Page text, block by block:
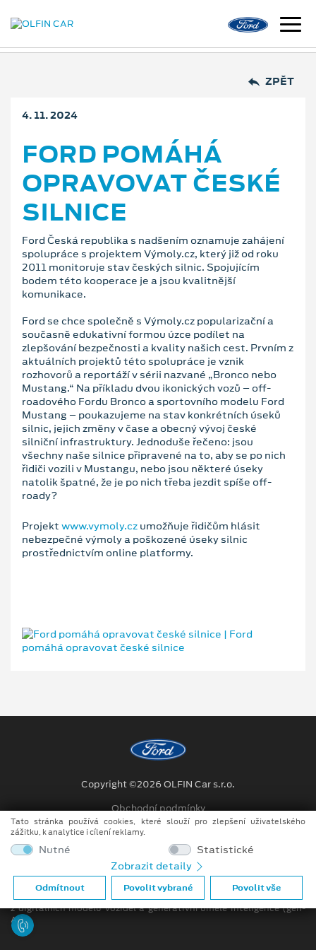
ZPĚT
4. 11. 2024
FORD POMÁHÁ
OPRAVOVAT ČESKÉ
SILNICE
Ford Česká republika s nadšením oznamuje zahájení
spolupráce s projektem Výmoly.cz, který již od roku
2011 monitoruje stav českých silnic. Spojujícím
bodem této kooperace je a jsou kvalitnější
komunikace.
Ford se chce společně s Výmoly.cz popularizační a
současně edukativní formou úzce podílet na
zlepšování bezpečnosti a kvality našich cest. Prvním z
aktuálních projektů této spolupráce je vznik
rozhovorů a reportáží v sérii nazvané „Bronco nebo
Mustang.“ Na příkladu dvou ikonických vozů – off-
roadového Fordu Bronco a sportovního modelu Ford
Mustang – poukazujeme na stav konkrétních úseků
silnic, jejich změny v čase a obecný vývoj české
silniční infrastruktury. Jednoduše řečeno: jsou
všechny naše silnice připravené na to, aby se po nich
řidiči vozili v Mustangu, nebo jsou některé úseky
natolik špatné, že je po nich třeba jezdit spíše off-
roady?
Projekt www.vymoly.cz umožňuje řidičům hlásit
nebezpečné výmoly a poškozené úseky silnic
prostřednictvím online platformy.
Copyright ©2026 OLFIN Car s.r.o.
Obchodní podmínky
Ochrana osobních údajů
Prohlášení o zpracování údajů konečných zákazníků
Při tvorbě videí a obrázků na tomto webu je využíváno kombinace
tradičních fotografií či videí, počítačem generovaných snímků (CGI)
z digitálních modelů vozidel a generativní umělé inteligence (gen-
AI).
Tato stránka používá cookies, které slouží pro zlepšení uživatelského
zážitku, k analytice i cílení reklamy.
Nutné
Statistické
Zobrazit detaily
Odmítnout Povolit vybrané Povolit vše